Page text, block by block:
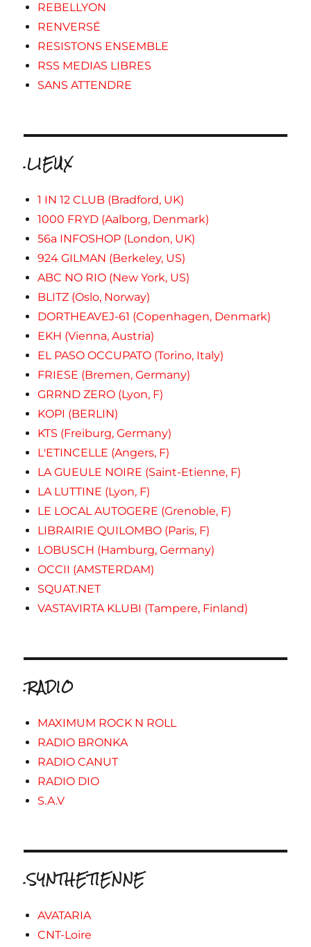
REBELLYON
RENVERSÉ
RESISTONS ENSEMBLE
RSS MEDIAS LIBRES
SANS ATTENDRE
.LIEUX
1 IN 12 CLUB (Bradford, UK)
1000 FRYD (Aalborg, Denmark)
56a INFOSHOP (London, UK)
924 GILMAN (Berkeley, US)
ABC NO RIO (New York, US)
BLITZ (Oslo, Norway)
DORTHEAVEJ-61 (Copenhagen, Denmark)
EKH (Vienna, Austria)
EL PASO OCCUPATO (Torino, Italy)
FRIESE (Bremen, Germany)
GRRND ZERO (Lyon, F)
KOPI (BERLIN)
KTS (Freiburg, Germany)
L'ETINCELLE (Angers, F)
LA GUEULE NOIRE (Saint-Etienne, F)
LA LUTTINE (Lyon, F)
LE LOCAL AUTOGERE (Grenoble, F)
LIBRAIRIE QUILOMBO (Paris, F)
LOBUSCH (Hamburg, Germany)
OCCII (AMSTERDAM)
SQUAT.NET
VASTAVIRTA KLUBI (Tampere, Finland)
.RADIO
MAXIMUM ROCK N ROLL
RADIO BRONKA
RADIO CANUT
RADIO DIO
S.A.V
.SYNTHETIENNE
AVATARIA
CNT-Loire